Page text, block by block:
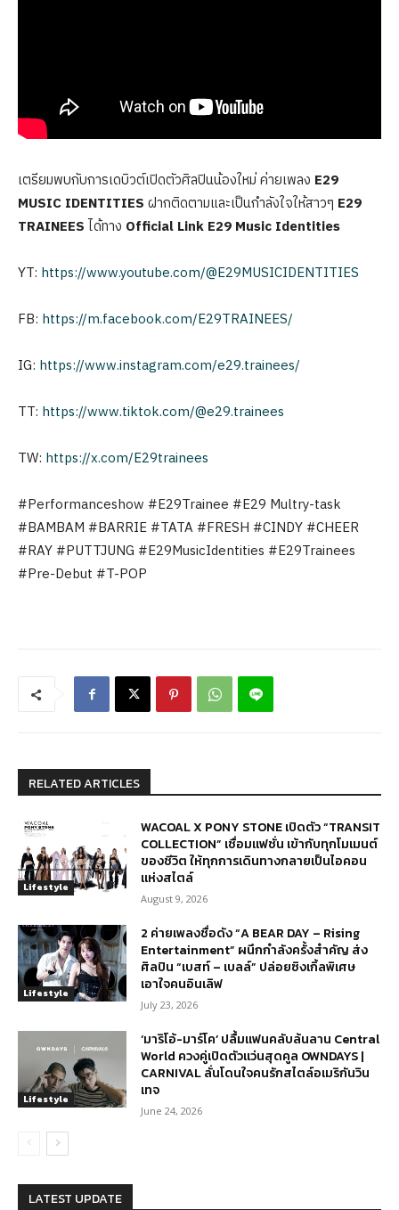
เตรียมพบกับการเดบิวต์เปิดตัวศิลปินน้องใหม่ ค่ายเพลง E29
MUSIC IDENTITIES ฝากติดตามและเป็นกำลังใจให้สาวๆ E29
TRAINEES ได้ทาง Official Link E29 Music Identities
YT: https://www.youtube.com/@E29MUSICIDENTITIES
FB: https://m.facebook.com/E29TRAINEES/
IG: https://www.instagram.com/e29.trainees/
TT: https://www.tiktok.com/@e29.trainees
TW: https://x.com/E29trainees
#Performanceshow #E29Trainee #E29 Multry-task
#BAMBAM #BARRIE #TATA #FRESH #CINDY #CHEER
#RAY #PUTTJUNG #E29MusicIdentities #E29Trainees
#Pre-Debut #T-POP
RELATED ARTICLES
Lifestyle
WACOAL X PONY STONE เปิดตัว “TRANSIT
COLLECTION” เชื่อมแฟชั่น เข้ากับทุกโมเมนต์
ของชีวิต ให้ทุกการเดินทางกลายเป็นไอคอน
แห่งสไตล์
August 9, 2026
Lifestyle
2 ค่ายเพลงชื่อดัง “A BEAR DAY – Rising
Entertainment” ผนึกกำลังครั้งสำคัญ ส่ง
ศิลปิน “เบสท์ – เบลล์” ปล่อยซิงเกิ้ลพิเศษ
เอาใจคนอินเลิฟ
July 23, 2026
Lifestyle
‘มาริโอ้-มาร์โค’ ปลื้มแฟนคลับล้นลาน Central
World ควงคู่เปิดตัวแว่นสุดคูล OWNDAYS |
CARNIVAL ลั่นโดนใจคนรักสไตล์อเมริกันวิน
เทจ
June 24, 2026
LATEST UPDATE